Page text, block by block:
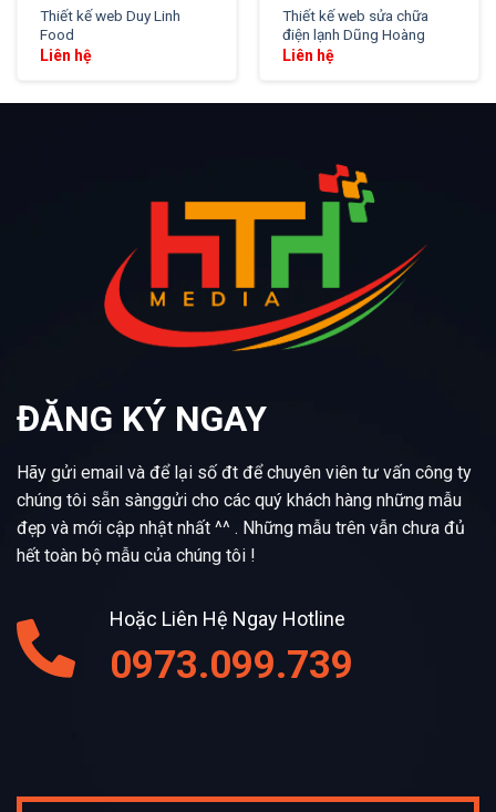
Thiết kế web Duy Linh
Food
Liên hệ
Thiết kế web sửa chữa
điện lạnh Dũng Hoàng
Liên hệ
ĐĂNG KÝ NGAY
Hãy gửi email và để lại số đt để chuyên viên tư vấn công ty
chúng tôi sẵn sànggửi cho các quý khách hàng những mẫu
đẹp và mới cập nhật nhất ^^ . Những mẫu trên vẫn chưa đủ
hết toàn bộ mẫu của chúng tôi !
Hoặc Liên Hệ Ngay Hotline
0973.099.739